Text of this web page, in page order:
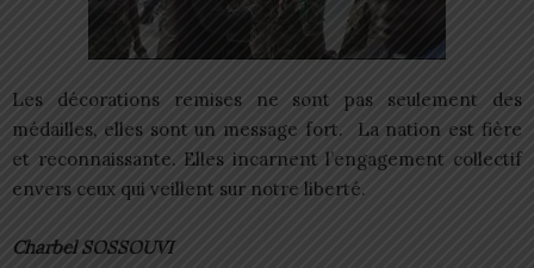
Les décorations remises ne sont pas seulement des
médailles, elles sont un message fort. La nation est fière
et reconnaissante. Elles incarnent l’engagement collectif
envers ceux qui veillent sur notre liberté.
Charbel SOSSOUVI